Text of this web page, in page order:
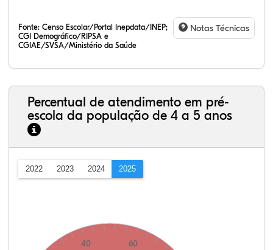
Fonte: Censo Escolar/Portal Inepdata/INEP;
CGI Demográfico/RIPSA e
CGIAE/SVSA/Ministério da Saúde
Notas Técnicas
Percentual de atendimento em pré-
escola da população de 4 a 5 anos
2022 2023 2024 2025
40 60